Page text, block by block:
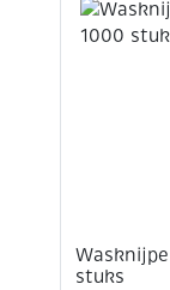
aantal
stuks